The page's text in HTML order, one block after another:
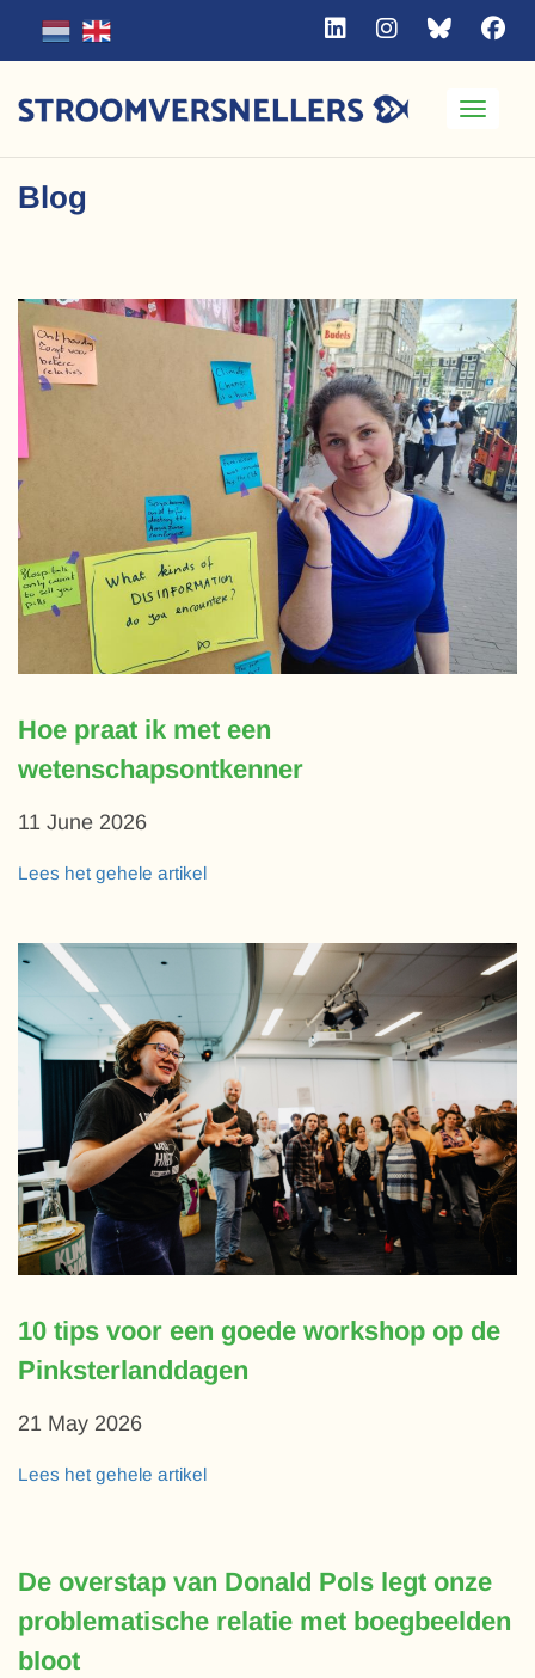
Blog
Hoe praat ik met een
wetenschapsontkenner
11 June 2026
Lees het gehele artikel
10 tips voor een goede workshop op de
Pinksterlanddagen
21 May 2026
Lees het gehele artikel
De overstap van Donald Pols legt onze
problematische relatie met boegbeelden
bloot